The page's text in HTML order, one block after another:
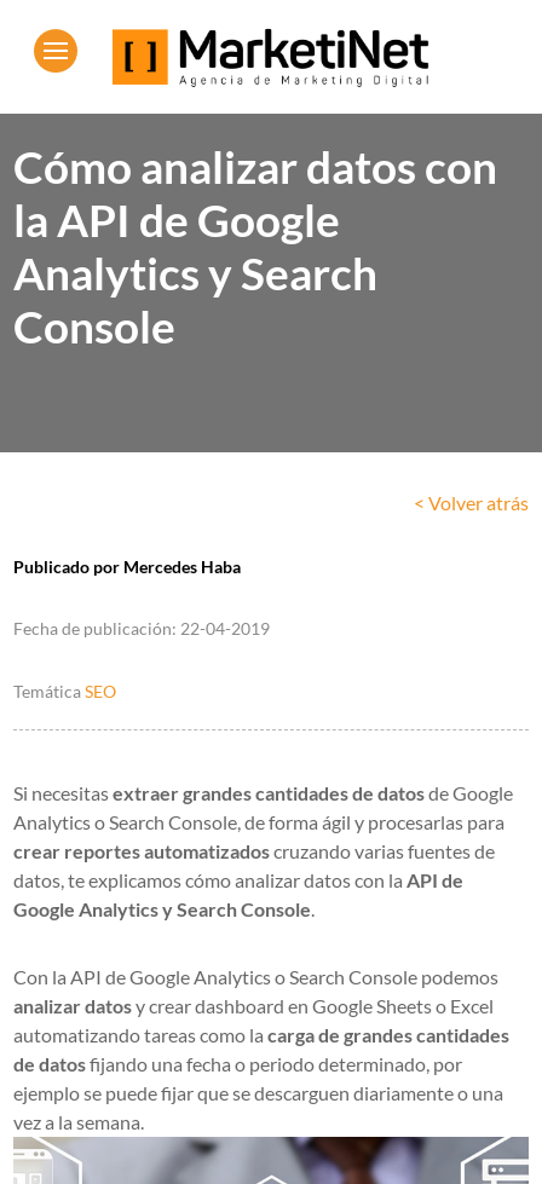
Cómo analizar datos con
la API de Google
Analytics y Search
Console
< Volver atrás
Publicado por Mercedes Haba
Fecha de publicación:22-04-2019
TemáticaSEO
Si necesitasextraer grandes cantidades de datosde Google
Analytics o Search Console, de forma ágil y procesarlas para
crear reportes automatizadoscruzando varias fuentes de
datos, te explicamos cómo analizar datos con laAPI de
Google Analytics y Search Console.
Con la API de Google Analytics o Search Console podemos
analizar datosy crear dashboard en Google Sheets o Excel
automatizando tareas como lacarga de grandes cantidades
de datosfijando una fecha o periodo determinado, por
ejemplo se puede fijar que se descarguen diariamente o una
vez a la semana.